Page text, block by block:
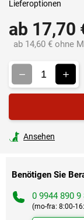
ab 17,70
ab 14,60 € ohne
Lieferoptionen
Ansehen
Benötigen Sie
0 9944 890 9
(mo-fra: 8:00-